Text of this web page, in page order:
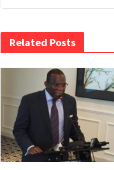
Related Posts